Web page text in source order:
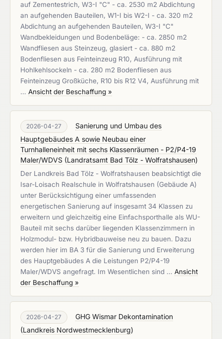
auf Zementestrich, W3-I "C" - ca. 2530 m2 Abdichtung
an aufgehenden Bauteilen, W1-I bis W2-I - ca. 320 m2
Abdichtung an aufgehenden Bauteilen, W3-I "C"
Wandbekleidungen und Bodenbeläge: - ca. 2850 m2
Wandfliesen aus Steinzeug, glasiert - ca. 880 m2
Bodenfliesen aus Feinteinzeug R10, Ausführung mit
Hohlkehlsockeln - ca. 280 m2 Bodenfliesen aus
Feinteinzeug Großküche, R10 bis R12 V4, Ausführung mit
… Ansicht der Beschaffung »
2026-04-27
Sanierung und Umbau des
Hauptgebäudes A sowie Neubau einer
Turnhalleneinheit mit sechs Klassenräumen - P2/P4-19
Maler/WDVS (Landratsamt Bad Tölz - Wolfratshausen)
Der Landkreis Bad Tölz - Wolfratshausen beabsichtigt die
Isar-Loisach Realschule in Wolfratshausen (Gebäude A)
unter Berücksichtigung einer umfassenden
energetischen Sanierung auf insgesamt 34 Klassen zu
erweitern und gleichzeitig eine Einfachsporthalle als WU-
Bauteil mit sechs darüber liegenden Klassenzimmern in
Holzmodul- bzw. Hybridbauweise neu zu bauen. Dazu
werden hier im BA 3 für die Sanierung und Erweiterung
des Hauptgebäudes A die Leistungen P2/P4-19
Maler/WDVS angefragt. Im Wesentlichen sind … Ansicht
der Beschaffung »
2026-04-27
GHG Wismar Dekontamination
(Landkreis Nordwestmecklenburg)